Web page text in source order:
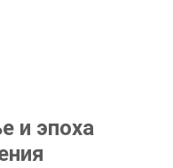
и эпоха